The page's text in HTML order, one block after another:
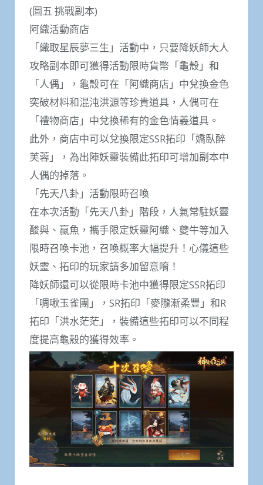
(圖五 挑戰副本)
阿織活動商店
「織取星辰夢三生」活動中，只要降妖師大人
攻略副本即可獲得活動限時貨幣「龜殼」和
「人偶」，龜殼可在「阿織商店」中兌換金色
突破材料和混沌洪源等珍貴道具，人偶可在
「禮物商店」中兌換稀有的金色情義道具。
此外，商店中可以兌換限定SSR拓印「嬌臥醉
芙蓉」，為出陣妖靈裝備此拓印可增加副本中
人偶的掉落。
「先天八卦」活動限時召喚
在本次活動「先天八卦」階段，人氣常駐妖靈
酸與、蠃魚，攜手限定妖靈阿織、夔牛等加入
限時召喚卡池，召喚概率大幅提升！心儀這些
妖靈、拓印的玩家請多加留意唷！
降妖師還可以從限時卡池中獲得限定SSR拓印
「啁啾玉雀團」，SR拓印「麥隴漸柔豐」和R
拓印「洪水茫茫」，裝備這些拓印可以不同程
度提高龜殼的獲得效率。